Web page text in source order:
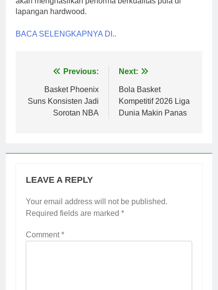
lapangan hardwood.
BACA SELENGKAPNYA DI..
navigation
Previous:
Basket Phoenix
Suns Konsisten Jadi
Sorotan NBA
Next:
Bola Basket
Kompetitif 2026 Liga
Dunia Makin Panas
LEAVE A REPLY
Your email address will not be published.
Required fields are marked *
Comment*